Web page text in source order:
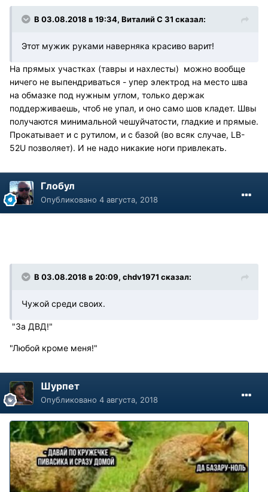
В 03.08.2018 в 19:34, Виталий С 31 сказал:
Этот мужик руками наверняка красиво варит!
На прямых участках (тавры и нахлесты) можно вообще
ничего не выпендриваться - упер электрод на место шва
на обмазке под нужным углом, только держак
поддерживаешь, чтоб не упал, и оно само шов кладет. Швы
получаются минимальной чешуйчатости, гладкие и прямые.
Прокатывает и с рутилом, и с базой (во всяк случае, LB-
52U позволяет). И не надо никакие ноги привлекать.
Глобул
Опубликовано 4 августа, 2018
В 03.08.2018 в 20:09, chdv1971 сказал:
Чужой среди своих.
"За ДВД!"
"Любой кроме меня!"
Шурпет
Опубликовано 4 августа, 2018